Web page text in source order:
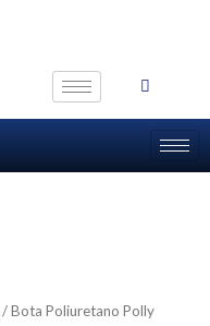
/ Bota Poliuretano Polly